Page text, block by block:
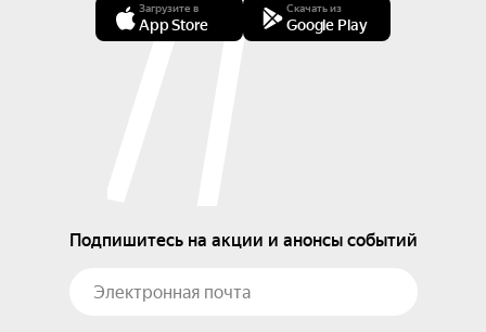
Загрузите в
App Store
Скачать из
Google Play
Подпишитесь на акции и анонсы событий